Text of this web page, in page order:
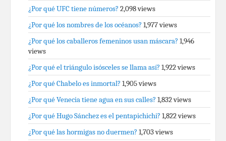
¿Por qué UFC tiene números? 2,098 views
¿Por qué los nombres de los océanos? 1,977 views
¿Por qué los caballeros femeninos usan máscara? 1,946
views
¿Por qué el triángulo isósceles se llama así? 1,922 views
¿Por qué Chabelo es inmortal? 1,905 views
¿Por qué Venecia tiene agua en sus calles? 1,832 views
¿Por qué Hugo Sánchez es el pentapichichi? 1,822 views
¿Por qué las hormigas no duermen? 1,703 views